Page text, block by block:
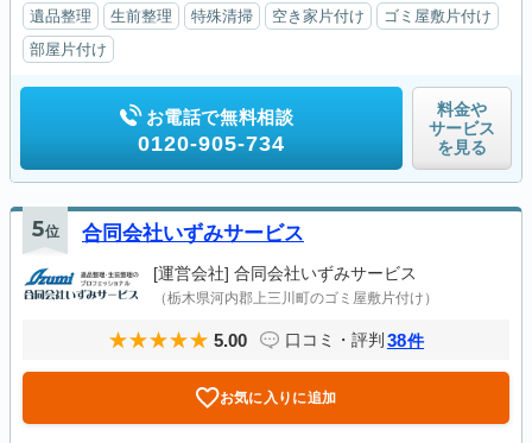
遺品整理 生前整理 特殊清掃 空き家片付け
ゴミ屋敷片付け
部屋片付け
お電話で無料相談
0120-905-734
料金や
サービス
を見る
5位 合同会社いずみサービス
[運営会社] 合同会社いずみサービス
（栃木県河内郡上三川町のゴミ屋敷片付け）
5.00 口コミ・評判 38件
お気に入りに追加